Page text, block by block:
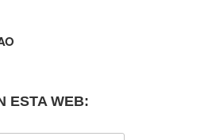
ESTA WEB: